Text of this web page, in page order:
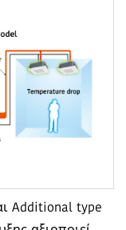
Additional type